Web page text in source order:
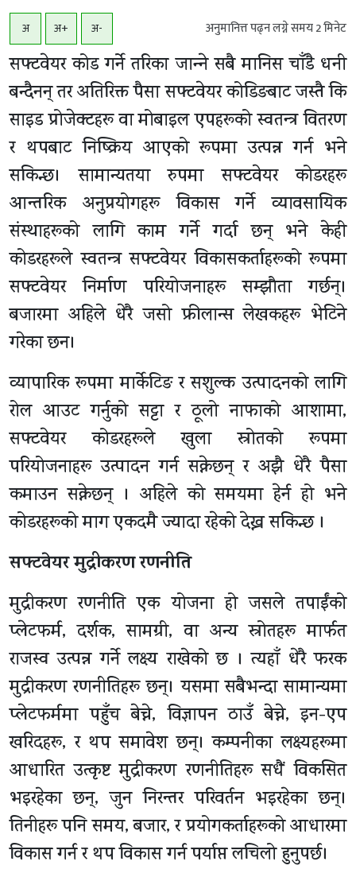
अ अ+ अ- अनुमानित्त पढ्न लग्ने समय2मिनेट
सफ्टवेयर कोड गर्ने तरिका जान्‍ने सबै मानिस चाँडै धनी
बन्दैनन् तर अतिरिक्त पैसा सफ्टवेयर कोडिङबाट जस्तै कि
साइड प्रोजेक्टहरू वा मोबाइल एपहरूको स्वतन्त्र वितरण
र थपबाट निष्क्रिय आएको रूपमा उत्पन्न गर्न भने
सकिन्छ। सामान्यतया रुपमा सफ्टवेयर कोडरहरू
आन्तरिक अनुप्रयोगहरू विकास गर्ने व्यावसायिक
संस्थाहरूको लागि काम गर्ने गर्दा छन् भने केही
कोडरहरूले स्वतन्त्र सफ्टवेयर विकासकर्ताहरूको रूपमा
सफ्टवेयर निर्माण परियोजनाहरू सम्झौता गर्छन्।
बजारमा अहिले धेरै जसो फ्रीलान्स लेखकहरू भेटिने
गरेका छन।
व्यापारिक रूपमा मार्केटिङ र सशुल्क उत्पादनको लागि
रोल आउट गर्नुको सट्टा र ठूलो नाफाको आशामा,
सफ्टवेयर कोडरहरूले खुला स्रोतको रूपमा
परियोजनाहरू उत्पादन गर्न सक्नेछन् र अझै धेरै पैसा
कमाउन सक्नेछन् । अहिले को समयमा हेर्न हो भने
कोडरहरूको माग एकदमै ज्यादा रहेको देख्न सकिन्छ ।
सफ्टवेयर मुद्रीकरण रणनीति
मुद्रीकरण रणनीति एक योजना हो जसले तपाईंको
प्लेटफर्म, दर्शक, सामग्री, वा अन्य स्रोतहरू मार्फत
राजस्व उत्पन्न गर्ने लक्ष्य राखेको छ । त्यहाँ धेरै फरक
मुद्रीकरण रणनीतिहरू छन्। यसमा सबैभन्दा सामान्यमा
प्लेटफर्ममा पहुँच बेच्ने, विज्ञापन ठाउँ बेच्ने, इन-एप
खरिदहरू, र थप समावेश छन्। कम्पनीका लक्ष्यहरूमा
आधारित उत्कृष्ट मुद्रीकरण रणनीतिहरू सधैं विकसित
भइरहेका छन्, जुन निरन्तर परिवर्तन भइरहेका छन्।
तिनीहरू पनि समय, बजार, र प्रयोगकर्ताहरूको आधारमा
विकास गर्न र थप विकास गर्न पर्याप्त लचिलो हुनुपर्छ।